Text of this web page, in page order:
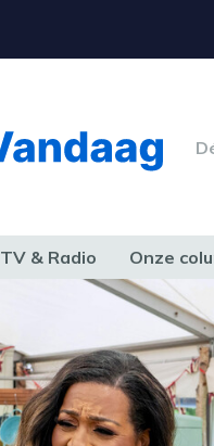
TV & Radio Onze
GELD, WERK & RECHT